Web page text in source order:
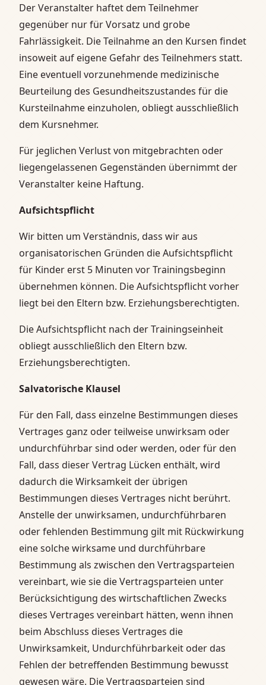
Der Veranstalter haftet dem Teilnehmer
gegenüber nur für Vorsatz und grobe
Fahrlässigkeit. Die Teilnahme an den Kursen findet
insoweit auf eigene Gefahr des Teilnehmers statt.
Eine eventuell vorzunehmende medizinische
Beurteilung des Gesundheitszustandes für die
Kursteilnahme einzuholen, obliegt ausschließlich
dem Kursnehmer.
Für jeglichen Verlust von mitgebrachten oder
liegengelassenen Gegenständen übernimmt der
Veranstalter keine Haftung.
Aufsichtspflicht
Wir bitten um Verständnis, dass wir aus
organisatorischen Gründen die Aufsichtspflicht
für Kinder erst 5 Minuten vor Trainingsbeginn
übernehmen können. Die Aufsichtspflicht vorher
liegt bei den Eltern bzw. Erziehungsberechtigten.
Die Aufsichtspflicht nach der Trainingseinheit
obliegt ausschließlich den Eltern bzw.
Erziehungsberechtigten.
Salvatorische Klausel
Für den Fall, dass einzelne Bestimmungen dieses
Vertrages ganz oder teilweise unwirksam oder
undurchführbar sind oder werden, oder für den
Fall, dass dieser Vertrag Lücken enthält, wird
dadurch die Wirksamkeit der übrigen
Bestimmungen dieses Vertrages nicht berührt.
Anstelle der unwirksamen, undurchführbaren
oder fehlenden Bestimmung gilt mit Rückwirkung
eine solche wirksame und durchführbare
Bestimmung als zwischen den Vertragsparteien
vereinbart, wie sie die Vertragsparteien unter
Berücksichtigung des wirtschaftlichen Zwecks
dieses Vertrages vereinbart hätten, wenn ihnen
beim Abschluss dieses Vertrages die
Unwirksamkeit, Undurchführbarkeit oder das
Fehlen der betreffenden Bestimmung bewusst
gewesen wäre. Die Vertragsparteien sind